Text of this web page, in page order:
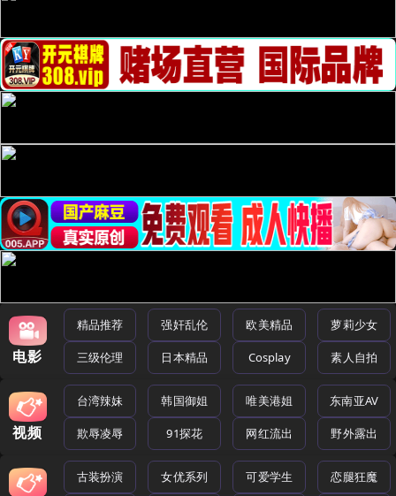
电影
精品推荐 强奸乱伦 欧美精品 萝莉少女
三级伦理 日本精品 Cosplay 素人自拍
视频
台湾辣妹 韩国御姐 唯美港姐 东南亚AV
欺辱凌辱 91探花 网红流出 野外露出
古装扮演 女优系列 可爱学生 恋腿狂魔